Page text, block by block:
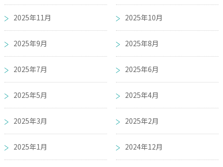
2025年11月 2025年10月
2025年9月 2025年8月
2025年7月 2025年6月
2025年5月 2025年4月
2025年3月 2025年2月
2025年1月 2024年12月